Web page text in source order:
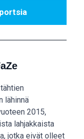
lähinnä
2015,
lahjakkaista
jotka eivät olleet